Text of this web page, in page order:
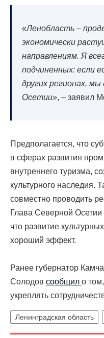
«Ленобласть –
экономически
направлениям. Я
подчиненных: если
других регионах,
Осетии», – заявил
Предполагается, что
в сферах развития
внутреннего туризма,
культурного наследия.
совместно проводить
Глава Северной
что развитие
хороший эффект.
Ранее губернатор
Солодов сообщил о
укреплять
Ленинградская область